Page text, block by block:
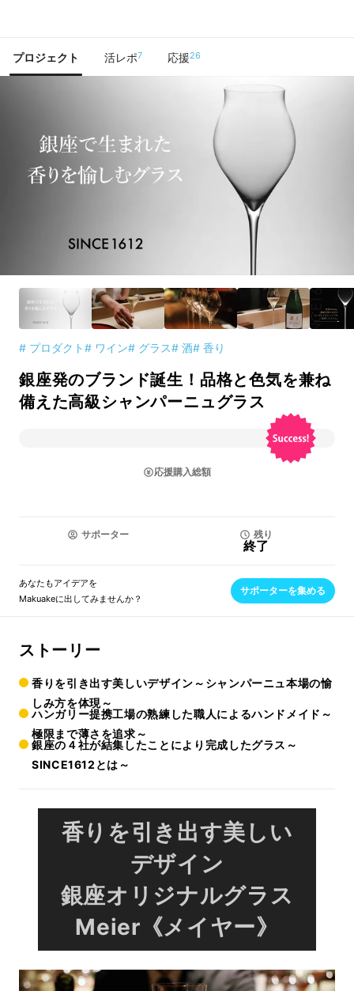
プロジェクト 活レポ7 応援26
# プロダクト# ワイン# グラス# 酒# 香り
銀座発のブランド誕生！品格と色気を兼ね
備えた高級シャンパーニュグラス
応援購入総額
サポーター 残り
終了
あなたもアイデアを
Makuakeに出してみませんか？
サポーターを集める
ストーリー
香りを引き出す美しいデザイン～シャンパーニュ本場の愉
しみ方を体現～
ハンガリー提携工場の熟練した職人によるハンドメイド～
極限まで薄さを追求～
銀座の４社が結集したことにより完成したグラス～
SINCE1612とは～
香りを引き出す美しい
デザイン
銀座オリジナルグラス
Meier《メイヤー》